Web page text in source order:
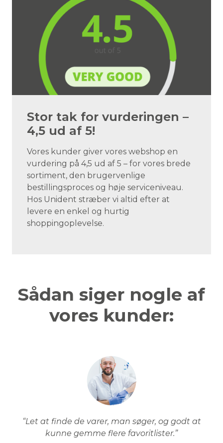
Stor tak for vurderingen –
4,5 ud af 5!
Vores kunder giver vores webshop en
vurdering på 4,5 ud af 5 – for vores brede
sortiment, den brugervenlige
bestillingsproces og høje serviceniveau.
Hos Unident stræber vi altid efter at
levere en enkel og hurtig
shoppingoplevelse.
Sådan siger nogle af
vores kunder:
“Let at finde de varer, man søger, og godt at
kunne gemme flere favoritlister.”